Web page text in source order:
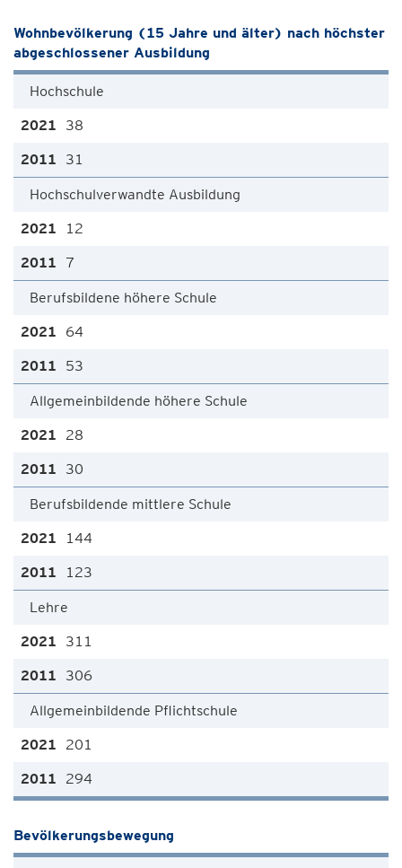
Wohnbevölkerung (15 Jahre und älter) nach höchster
abgeschlossener Ausbildung
Hochschule
38
31
Hochschulverwandte Ausbildung
12
7
Berufsbildene höhere Schule
64
53
Allgemeinbildende höhere Schule
28
30
Berufsbildende mittlere Schule
144
123
Lehre
311
306
Allgemeinbildende Pflichtschule
201
294
Bevölkerungsbewegung